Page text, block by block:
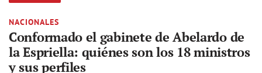
NACIONALES
Conformado el gabinete de Abelardo de
la Espriella: quiénes son los 18 ministros
y sus perfiles